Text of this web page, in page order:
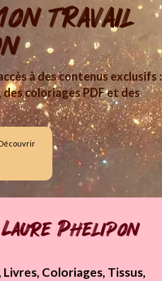
travail
à des contenus exclusifs :
coloriages PDF et des
Phelipon
Coloriages, Tissus,